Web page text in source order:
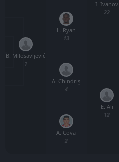
B. Milosavljević
1
A. Cova
2
A. Chindriş
4
L. Ryan
13
E. Ali
12
I. Ivanov
22